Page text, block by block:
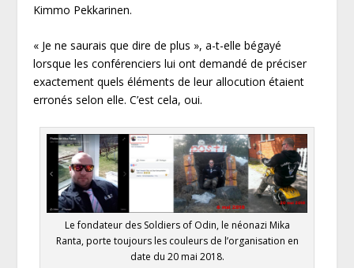
Kimmo Pekkarinen.
« Je ne saurais que dire de plus », a-t-elle bégayé
lorsque les conférenciers lui ont demandé de préciser
exactement quels éléments de leur allocution étaient
erronés selon elle. C’est cela, oui.
Le fondateur des Soldiers of Odin, le néonazi Mika
Ranta, porte toujours les couleurs de l’organisation en
date du 20 mai 2018.